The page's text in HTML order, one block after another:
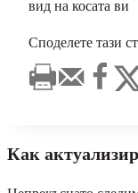
вид на косата ви
Споделете тази
Как